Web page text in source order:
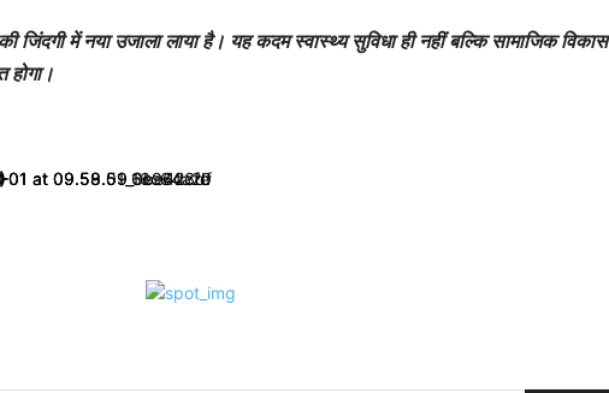
जिंदगी में नया उजाला लाया है। यह कदम स्वास्थ्य सुविधा ही नहीं बल्कि सामाजिक विकास
होगा।